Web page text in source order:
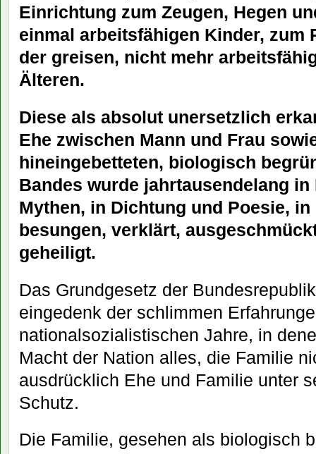
Einrichtung zum Zeugen, Hegen
einmal arbeitsfähigen Kinder, zum
der greisen, nicht mehr
Älteren.
Diese als absolut unersetzlich
Ehe zwischen Mann und Frau
hineingebetteten, biologisch
Bandes wurde jahrtausendelang
Mythen, in Dichtung und Poesie, in
besungen, verklärt,
geheiligt.
Das Grundgesetz der
eingedenk der schlimmen
nationalsozialistischen Jahre, in
Macht der Nation alles, die Familie
ausdrücklich Ehe und Familie unter
Schutz.
Die Familie, gesehen als biologisch